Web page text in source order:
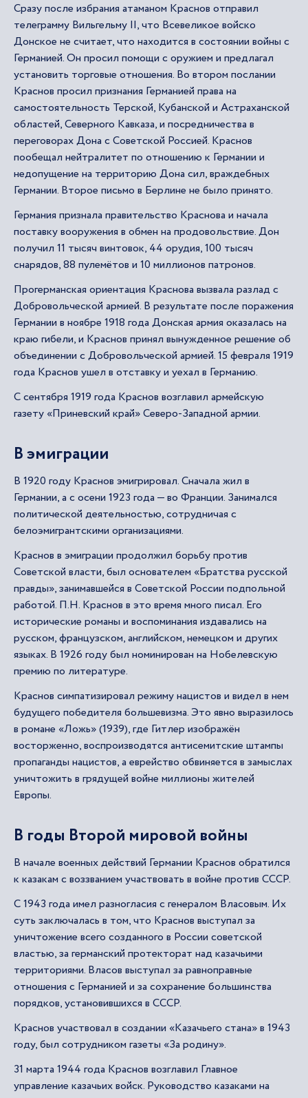
Сразу после избрания атаманом Краснов отправил
телеграмму Вильгельму II, что Всевеликое войско
Донское не считает, что находится в состоянии войны с
Германией. Он просил помощи с оружием и предлагал
установить торговые отношения. Во втором послании
Краснов просил признания Германией права на
самостоятельность Терской, Кубанской и Астраханской
областей, Северного Кавказа, и посредничества в
переговорах Дона с Советской Россией. Краснов
пообещал нейтралитет по отношению к Германии и
недопущение на территорию Дона сил, враждебных
Германии. Второе письмо в Берлине не было принято.
Германия признала правительство Краснова и начала
поставку вооружения в обмен на продовольствие. Дон
получил 11 тысяч винтовок, 44 орудия, 100 тысяч
снарядов, 88 пулемётов и 10 миллионов патронов.
Прогерманская ориентация Краснова вызвала разлад с
Добровольческой армией. В результате после поражения
Германии в ноябре 1918 года Донская армия оказалась на
краю гибели, и Краснов принял вынужденное решение об
объединении с Добровольческой армией. 15 февраля 1919
года Краснов ушел в отставку и уехал в Германию.
С сентября 1919 года Краснов возглавил армейскую
газету «Приневский край» Северо-Западной армии.
В эмиграции
В 1920 году Краснов эмигрировал. Сначала жил в
Германии, а с осени 1923 года — во Франции. Занимался
политической деятельностью, сотрудничая с
белоэмигрантскими организациями.
Краснов в эмиграции продолжил борьбу против
Советской власти, был основателем «Братства русской
правды», занимавшейся в Советской России подпольной
работой. П.Н. Краснов в это время много писал. Его
исторические романы и воспоминания издавались на
русском, французском, английском, немецком и других
языках. В 1926 году был номинирован на Нобелевскую
премию по литературе.
Краснов симпатизировал режиму нацистов и видел в нем
будущего победителя большевизма. Это явно выразилось
в романе «Ложь» (1939), где Гитлер изображён
восторженно, воспроизводятся антисемитские штампы
пропаганды нацистов, а еврейство обвиняется в замыслах
уничтожить в грядущей войне миллионы жителей
Европы.
В годы Второй мировой войны
В начале военных действий Германии Краснов обратился
к казакам с воззванием участвовать в войне против СССР.
С 1943 года имел разногласия с генералом Власовым. Их
суть заключалась в том, что Краснов выступал за
уничтожение всего созданного в России советской
властью, за германский протекторат над казачьими
территориями. Власов выступал за равноправные
отношения с Германией и за сохранение большинства
порядков, установившихся в СССР.
Краснов участвовал в создании «Казачьего стана» в 1943
году, был сотрудником газеты «За родину».
31 марта 1944 года Краснов возглавил Главное
управление казачьих войск. Руководство казаками на